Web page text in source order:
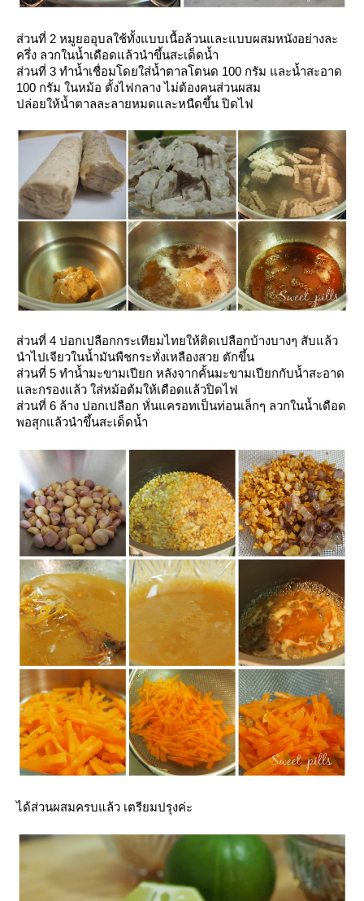
ส่วนที่ 2 หมูยออุบลใช้ทั้งแบบเนื้อล้วนและแบบผสมหนังอย่างละ
ครึ่ง ลวกในน้ำเดือดแล้วนำขึ้นสะเด็ดน้ำ
ส่วนที่ 3 ทำน้ำเชื่อมโดยใส่น้ำตาลโตนด 100 กรัม และน้ำสะอาด
100 กรัม ในหม้อ ตั้งไฟกลาง ไม่ต้องคนส่วนผสม
ปล่อยให้น้ำตาลละลายหมดและหนืดขึ้น ปิดไฟ
ส่วนที่ 4 ปอกเปลือกกระเทียมไทยให้ติดเปลือกบ้างบางๆ สับแล้ว
นำไปเจียวในน้ำมันพืชกระทั่งเหลืองสวย ตักขึ้น
ส่วนที่ 5 ทำน้ำมะขามเปียก หลังจากคั้นมะขามเปียกกับน้ำสะอาด
ละกรองแล้ว ใส่หม้อต้มให้เดือดแล้วปิดไฟ
ส่วนที่ 6 ล้าง ปอกเปลือก หั่นแครอทเป็นท่อนเล็กๆ ลวกในน้ำเดือด
พอสุกแล้วนำขึ้นสะเด็ดน้ำ
ได้ส่วนผสมครบแล้ว เตรียมปรุงค่ะ